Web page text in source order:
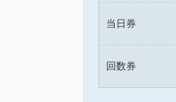
当日券
回数券